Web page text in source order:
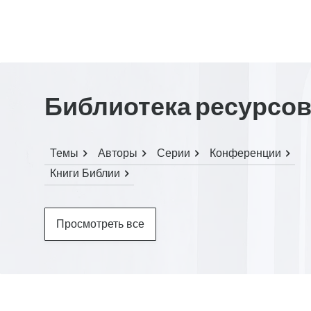
Библиотека ресурсов
Темы Авторы Серии
Конференции
Книги Библии
Просмотреть все